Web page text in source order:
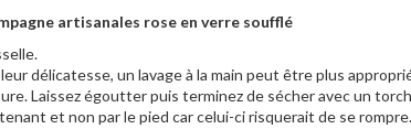
artisanales rose en verre soufflé
délicatesse, un lavage à la main peut être plus
Laissez égoutter puis terminez de sécher avec un
et non par le pied car celui-ci risquerait de se rompre.